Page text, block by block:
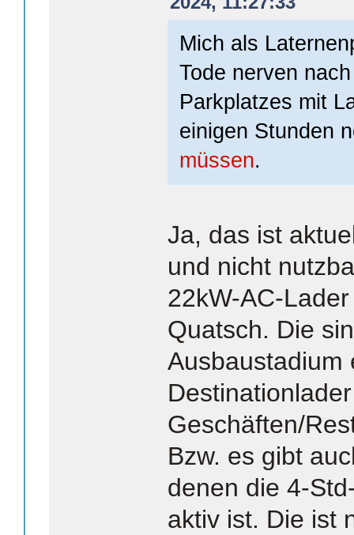
Mich als
Tode nerven
Parkplatzes mit
einigen Stunden
müssen.
Ja, das ist
und nicht
22kW-AC-
Quatsch. Die
Ausbaustadium
Geschäften/
Bzw. es gibt
denen die 4-
aktiv ist. Die ist